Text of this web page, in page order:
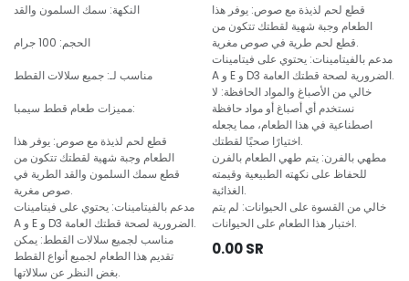
النكهة: سمك السلمون والقد
الحجم: 100 جرام
مناسب لـ: جميع سلالات القطط
مميزات طعام قطط سيمبا:
قطع لحم لذيذة مع صوص: يوفر هذا
الطعام وجبة شهية لقطتك تتكون من
قطع سمك السلمون والقد الطرية في
صوص مغرية.
مدعم بالفيتامينات: يحتوي على فيتامينات
A و E و D3 الضرورية لصحة قطتك العامة.
مناسب لجميع سلالات القطط: يمكن
تقديم هذا الطعام لجميع أنواع القطط
بغض النظر عن سلالاتها.
قطع لحم لذيذة مع صوص: يوفر هذا
الطعام وجبة شهية لقطتك تتكون من
قطع لحم طرية في صوص مغرية.
مدعم بالفيتامينات: يحتوي على فيتامينات
A و E و D3 الضرورية لصحة قطتك العامة.
خالي من الأصباغ والمواد الحافظة: لا
نستخدم أي أصباغ أو مواد حافظة
اصطناعية في هذا الطعام، مما يجعله
اختيارًا صحيًا لقطتك.
مطهي بالفرن: يتم طهي الطعام بالفرن
للحفاظ على نكهته الطبيعية وقيمته
الغذائية.
خالي من القسوة على الحيوانات: لم يتم
اختبار هذا الطعام على الحيوانات.
0.00SR